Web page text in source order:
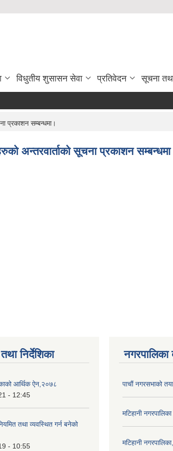
विधुतीय शुसासन सेवा प्रतिवेदन सूचना
प्रकाशन सम्बन्धमा।
अन्तरवार्ताको सूचना प्रकाशन
निर्देशिका
आर्थिक ऐन,२०७८
- 12:45
तथा व्यवस्थित गर्न बनेको
- 10:55
नगरपालिका
पाचाैं नगरसभाको
मटिहानी
मटिहानी